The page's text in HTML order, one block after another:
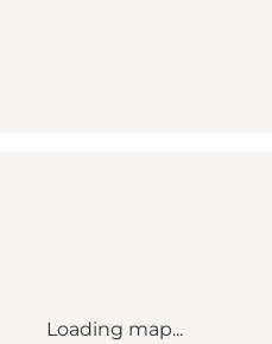
Loading map...